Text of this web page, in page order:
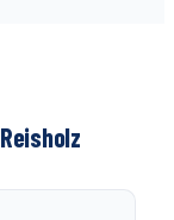
Reisholz